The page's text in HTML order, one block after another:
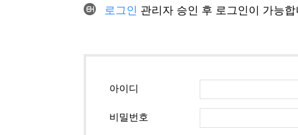
로그인 관리자 승인 후 로그인이 가능합
아이디
비밀번호